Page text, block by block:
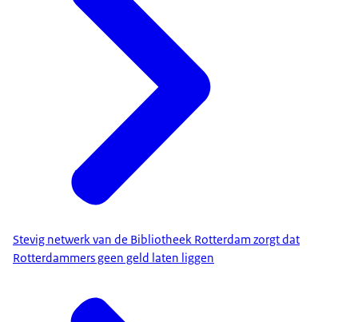
Stevig netwerk van de Bibliotheek Rotterdam zorgt dat
Rotterdammers geen geld laten liggen